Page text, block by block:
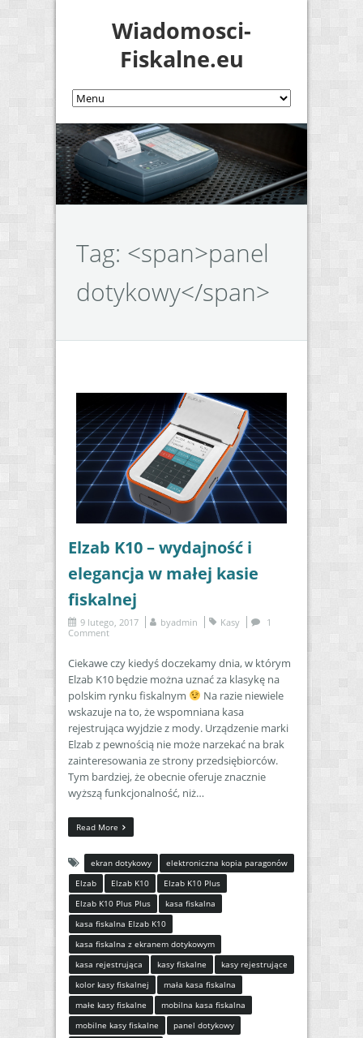
Wiadomosci-
Fiskalne.eu
Tag: <span>panel
dotykowy</span>
Elzab K10 – wydajność i
elegancja w małej kasie
fiskalnej
9 lutego, 2017 byadmin Kasy
1
Comment
Ciekawe czy kiedyś doczekamy dnia, w którym
Elzab K10 będzie można uznać za klasykę na
polskim rynku fiskalnym
Na razie niewiele
wskazuje na to, że wspomniana kasa
rejestrująca wyjdzie z mody. Urządzenie marki
Elzab z pewnością nie może narzekać na brak
zainteresowania ze strony przedsiębiorców.
Tym bardziej, że obecnie oferuje znacznie
wyższą funkcjonalność, niż…
Read More
ekran dotykowy
elektroniczna kopia paragonów
Elzab
Elzab K10
Elzab K10 Plus
Elzab K10 Plus Plus
kasa fiskalna
kasa fiskalna Elzab K10
kasa fiskalna z ekranem dotykowym
kasa rejestrująca
kasy fiskalne
kasy rejestrujące
kolor kasy fiskalnej
mała kasa fiskalna
małe kasy fiskalne
mobilna kasa fiskalna
mobilne kasy fiskalne
panel dotykowy